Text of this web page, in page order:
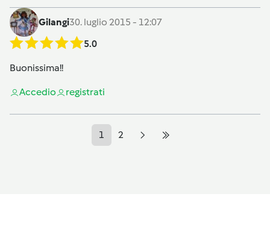
Gilangi30. luglio 2015 - 12:07
5.0
Buonissima!!
Accedio registrati
1 2